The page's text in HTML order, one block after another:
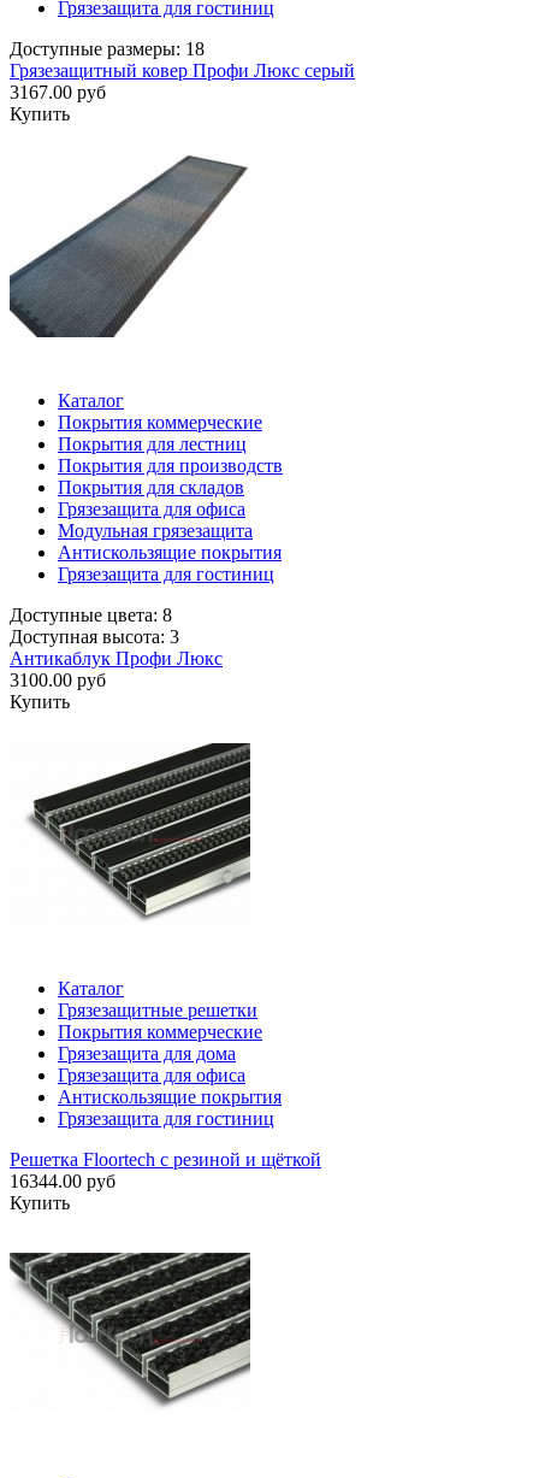
Грязезащита для гостиниц
Доступные размеры: 18
Грязезащитный ковер Профи Люкс серый
3167.00 руб
Купить
Каталог
Покрытия коммерческие
Покрытия для лестниц
Покрытия для производств
Покрытия для складов
Грязезащита для офиса
Модульная грязезащита
Антискользящие покрытия
Грязезащита для гостиниц
Доступные цвета: 8
Доступная высота: 3
Антикаблук Профи Люкс
3100.00 руб
Купить
Каталог
Грязезащитные решетки
Покрытия коммерческие
Грязезащита для дома
Грязезащита для офиса
Антискользящие покрытия
Грязезащита для гостиниц
Решетка Floortech с резиной и щёткой
16344.00 руб
Купить